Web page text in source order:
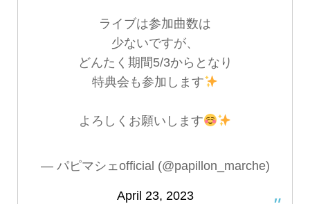
ライブは参加曲数は
少ないですが、
どんたく期間5/3からとなり
特典会も参加します
よろしくお願いします
— パピマシェofficial (@papillon_marche)
April 23, 2023